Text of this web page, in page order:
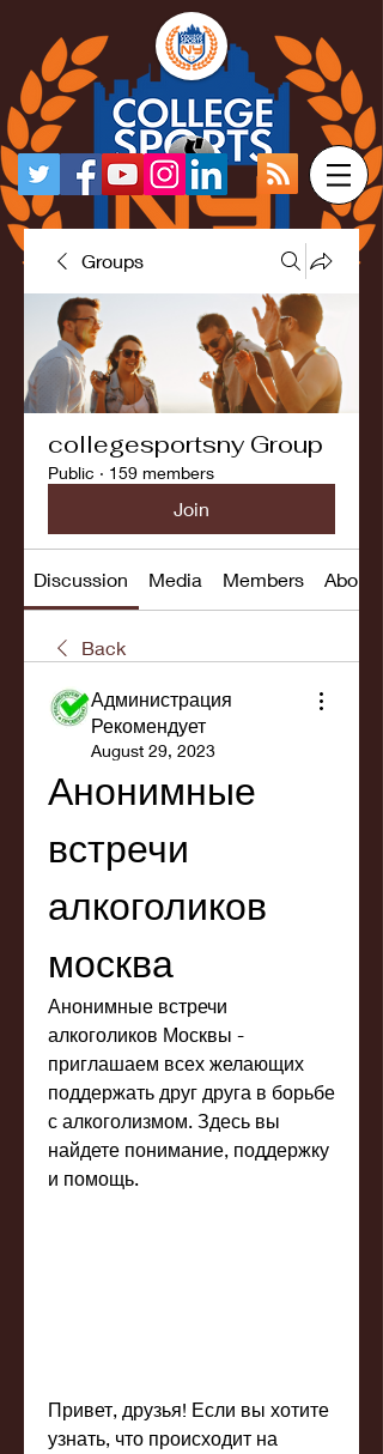
Groups
collegesportsny Group
Public · 159 members
Join
Discussion Media Members About
Back
Администрация
Рекомендует
August 29, 2023
Анонимные
встречи
алкоголиков
москва
Анонимные встречи
алкоголиков Москвы -
приглашаем всех желающих
поддержать друг друга в борьбе
с алкоголизмом. Здесь вы
найдете понимание, поддержку
и помощь.
Привет, друзья! Если вы хотите
узнать, что происходит на